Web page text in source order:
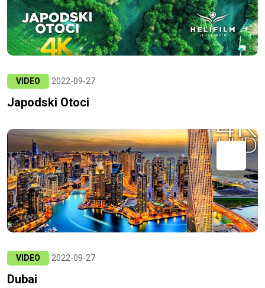
VIDEO 2022-09-27
Japodski Otoci
VIDEO 2022-09-27
Dubai